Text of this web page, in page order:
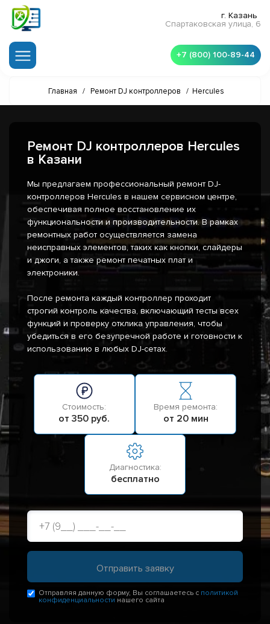
г. Казань
Спартаковская улица, 6
+7 (800) 100-89-44
Главная / Ремонт DJ контроллеров / Hercules
Ремонт DJ контроллеров Hercules
в Казани
Мы предлагаем профессиональный ремонт DJ-
контроллеров Hercules в нашем сервисном центре,
обеспечивая полное восстановление их
функциональности и производительности. В рамках
ремонтных работ осуществляется замена
неисправных элементов, таких как кнопки, слайдеры
и джоги, а также ремонт печатных плат и
электроники.
После ремонта каждый контроллер проходит
строгий контроль качества, включающий тесты всех
функций и проверку отклика управления, чтобы
убедиться в его безупречной работе и готовности к
использованию в любых DJ-сетах.
Стоимость:
от 350 руб.
Время ремонта:
от 20 мин
Диагностика:
бесплатно
Отправляя данную форму, Вы соглашаетесь с политикой
конфиденциальности нашего сайта